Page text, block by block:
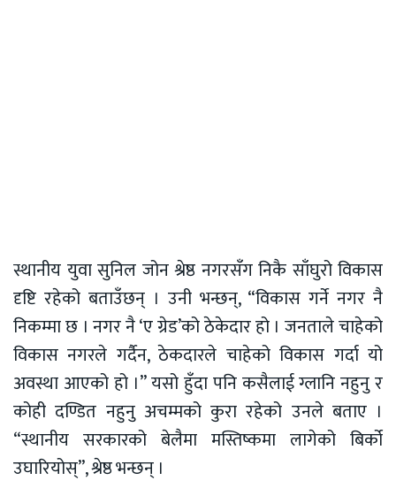
स्थानीय युवा सुनिल जोन श्रेष्ठ नगरसँग निकै साँघुरो विकास
दृष्टि रहेको बताउँछन् । उनी भन्छन्, “विकास गर्ने नगर नै
निकम्मा छ । नगर नै ‘ए ग्रेड’को ठेकेदार हो । जनताले चाहेको
विकास नगरले गर्दैन, ठेकदारले चाहेको विकास गर्दा यो
अवस्था आएको हो ।” यसो हुँदा पनि कसैलाई ग्लानि नहुनु र
कोही दण्डित नहुनु अचम्मको कुरा रहेको उनले बताए ।
“स्थानीय सरकारको बेलैमा मस्तिष्कमा लागेको बिर्को
उघारियोस्”, श्रेष्ठ भन्छन् ।